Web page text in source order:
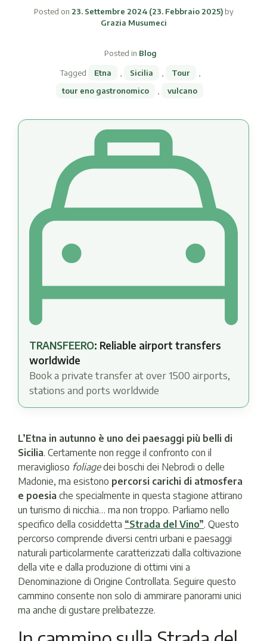
Posted on 23. Settembre 2024(23. Febbraio 2025) by
Grazia Musumeci
Posted in Blog
Tagged Etna Sicilia Tour
tour eno gastronomico
vulcano
TRANSFEERO: Reliable airport transfers
worldwide
Book a private transfer at over 1500 airports,
stations and ports worldwide
L’Etna in autunno è uno dei paesaggi più belli di
Sicilia. Certamente non regge il confronto con il
meraviglioso foliagedei boschi dei Nebrodi o delle
Madonie, ma esistono percorsi carichi di atmosfera
e poesia che specialmente in questa stagione attirano
un turismo di nicchia… ma non troppo. Parliamo nello
specifico della cosiddetta “Strada del Vino”. Questo
percorso comprende diversi centri urbani e paesaggi
naturali particolarmente caratterizzati dalla coltivazione
della vite e dalla produzione di ottimi vini a
Denominazione di Origine Controllata. Seguire questo
cammino consente non solo di ammirare panorami unici
ma anche di gustare prelibatezze.